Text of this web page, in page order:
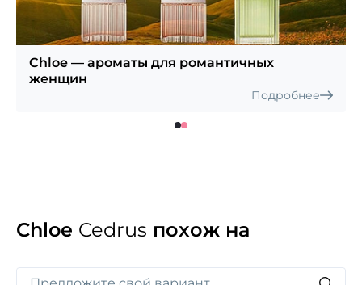
Мускусно-древесный унисекс аромат Cedrus стал
благоухающим воспоминанием Квентина Биша о том,
как неординарный молодой человек, а именно его
отец, подарил матери «роскошный» букет из ветвей.
Он окутает вас нежным, тонким и теплым звучанием.
Chloe — ароматы для романтичных
женщин
Подробнее
Chloe Cedrus похож на